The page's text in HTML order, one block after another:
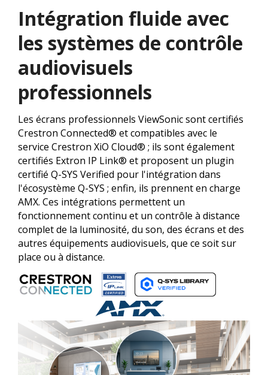
Intégration fluide avec
les systèmes de contrôle
audiovisuels
professionnels
Les écrans professionnels ViewSonic sont certifiés
Crestron Connected® et compatibles avec le
service Crestron XiO Cloud® ; ils sont également
certifiés Extron IP Link® et proposent un plugin
certifié Q-SYS Verified pour l'intégration dans
l'écosystème Q-SYS ; enfin, ils prennent en charge
AMX. Ces intégrations permettent un
fonctionnement continu et un contrôle à distance
complet de la luminosité, du son, des écrans et des
autres équipements audiovisuels, que ce soit sur
place ou à distance.